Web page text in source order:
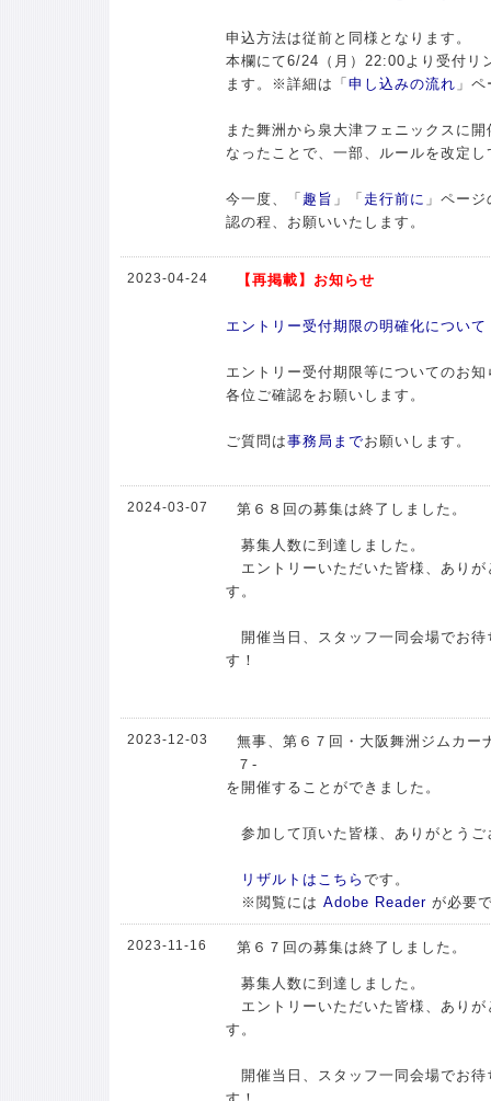
申込方法は従前と同様となります。
本欄にて6/24（月）22:00より受付リ
ます。※詳細は「 申し込みの流れ 」
また舞洲から泉大津フェニックスに
なったことで、一部、ルールを改定
今一度、「 趣旨 」「 走行前に 」ペー
認の程、お願いいたします。
2023-04-24 【再掲載】お知らせ
エントリー受付期限の明確化について
エントリー受付期限等についてのお知
各位ご確認をお願いします。
ご質問は事務局までお願いします。
2024-03-07 第６８回の募集は終了しました。
募集人数に到達しました。
エントリーいただいた皆様、ありが
す。
開催当日、スタッフ一同会場でお待
す！
2023-12-03
無事、第６７回・大阪舞洲ジムカー
７-
を開催することができました。
参加して頂いた皆様、ありがとうご
リザルトはこちら です。
※閲覧には Adobe Reader が必要
2023-11-16 第６７回の募集は終了しました。
募集人数に到達しました。
エントリーいただいた皆様、ありが
す。
開催当日、スタッフ一同会場でお待